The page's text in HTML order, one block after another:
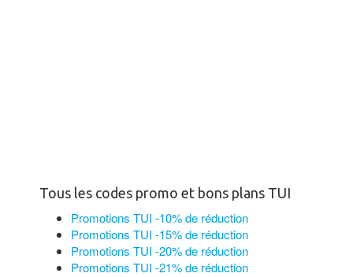
Tous les codes promo et bons plans TUI
Promotions TUI -10% de réduction
Promotions TUI -15% de réduction
Promotions TUI -20% de réduction
Promotions TUI -21% de réduction